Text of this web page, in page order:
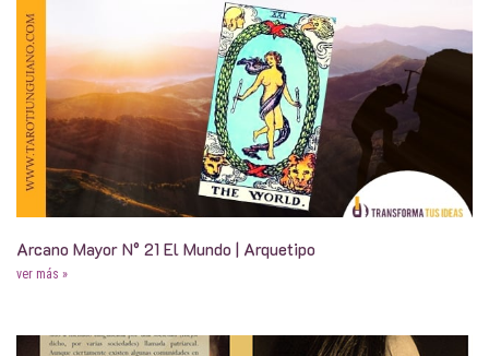
Arcano Mayor N° 21 El Mundo | Arquetipo
ver más »